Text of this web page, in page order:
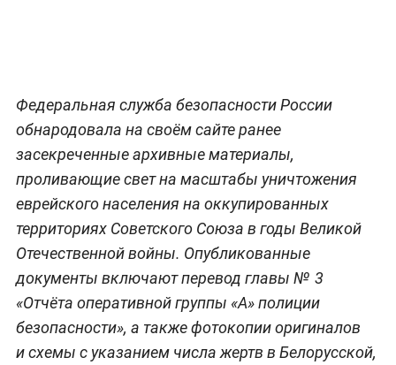
Федеральная служба безопасности России
обнародовала на своём сайте ранее
засекреченные архивные материалы,
проливающие свет на масштабы уничтожения
еврейского населения на оккупированных
территориях Советского Союза в годы Великой
Отечественной войны. Опубликованные
документы включают перевод главы № 3
«Отчёта оперативной группы «А» полиции
безопасности», а также фотокопии оригиналов
и схемы с указанием числа жертв в Белорусской,